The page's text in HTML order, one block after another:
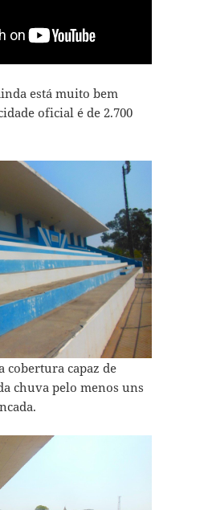
está muito bem
oficial é de 2.700
cobertura capaz de
chuva pelo menos uns